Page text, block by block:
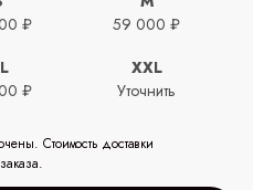
₽
59 000 ₽
₽
XXL
Уточнить
Стоимость доставки